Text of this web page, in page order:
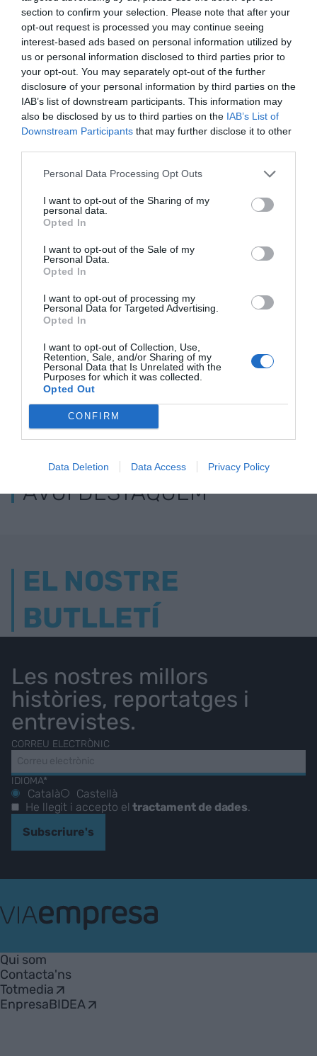
section to confirm your selection. Please note that after your
opt-out request is processed you may continue seeing
interest-based ads based on personal information utilized by
us or personal information disclosed to third parties prior to
your opt-out. You may separately opt-out of the further
disclosure of your personal information by third parties on the
IAB’s list of downstream participants. This information may
also be disclosed by us to third parties on the IAB’s List of
Downstream Participants that may further disclose it to other
Personal Data Processing Opt Outs
I want to opt-out of the Sharing of my
personal data.
Opted In
I want to opt-out of the Sale of my
Personal Data.
Opted In
I want to opt-out of processing my
Personal Data for Targeted Advertising.
Opted In
I want to opt-out of Collection, Use,
Retention, Sale, and/or Sharing of my
Personal Data that Is Unrelated with the
Purposes for which it was collected.
Opted Out
CONFIRM
Data Deletion Data Access Privacy Policy
RELACIONADES
Barcelona Activa
oferirà mentoratge
a 20 pimes de la
ciutat
Barcelona Activa
ConviureNet, Equal
Saree i Les
Barcelona
pressupost
MEUR
ELS MÉS LLEGITS
AVUI DESTAQUEM
EL NOSTRE
BUTLLETÍ
Les nostres millors
històries, reportatges i
entrevistes.
CORREU ELECTRÒNIC
IDIOMA*
Català
Castellà
He llegit i accepto eltractament de dades.
Subscriure's
Empresa
Qui som
Contacta'ns
Totmedia
EnpresaBIDEA